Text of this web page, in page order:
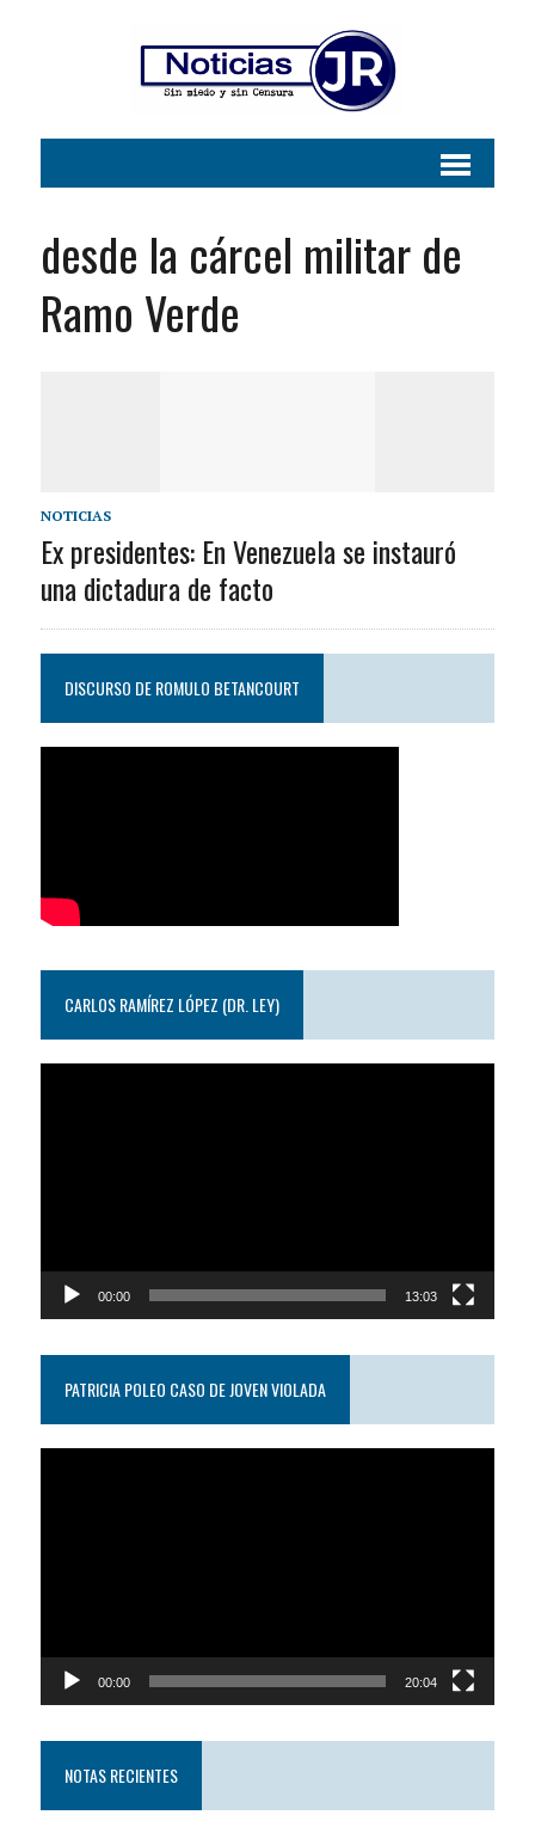
desde la cárcel militar de
Ramo Verde
NOTICIAS
Ex presidentes: En Venezuela se instauró
una dictadura de facto
DISCURSO DE ROMULO BETANCOURT
CARLOS RAMÍREZ LÓPEZ (DR. LEY)
00:00 13:03
PATRICIA POLEO CASO DE JOVEN VIOLADA
00:00 20:04
NOTAS RECIENTES